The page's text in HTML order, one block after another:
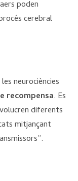
poden
cerebral
neurociències
recompensa. Es
diferents
mitjançant